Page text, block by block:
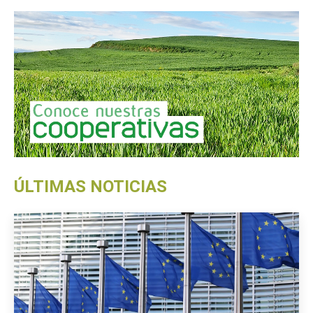
ÚLTIMAS NOTICIAS